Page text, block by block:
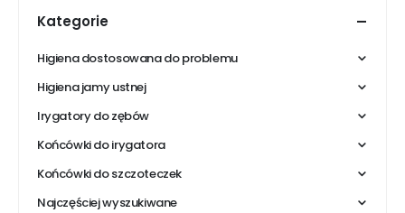
Kategorie
Higiena dostosowana do problemu
Higiena jamy ustnej
Irygatory do zębów
Końcówki do irygatora
Końcówki do szczoteczek
Najczęściej wyszukiwane